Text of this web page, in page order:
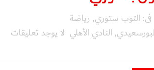
فى: التوب ستوري, رياضة
, النادي الأهلي لا يوجد تعليقات